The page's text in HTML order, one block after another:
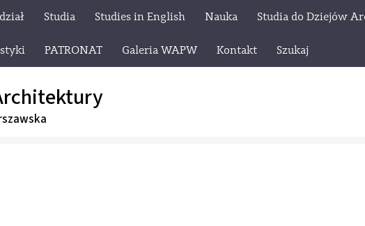
Studia Studies in English Nauka Studia do Dziejów
PATRONAT Galeria WAPW Kontakt Szukaj